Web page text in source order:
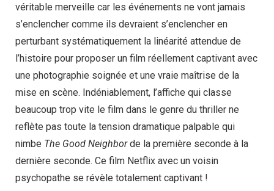
véritable merveille car les événements ne vont jamais
s’enclencher comme ils devraient s’enclencher en
perturbant systématiquement la linéarité attendue de
l’histoire pour proposer un film réellement captivant avec
une photographie soignée et une vraie maîtrise de la
mise en scène. Indéniablement, l’affiche qui classe
beaucoup trop vite le film dans le genre du thriller ne
reflète pas toute la tension dramatique palpable qui
nimbe The Good Neighborde la première seconde à la
dernière seconde. Ce film Netflix avec un voisin
psychopathe se révèle totalement captivant !